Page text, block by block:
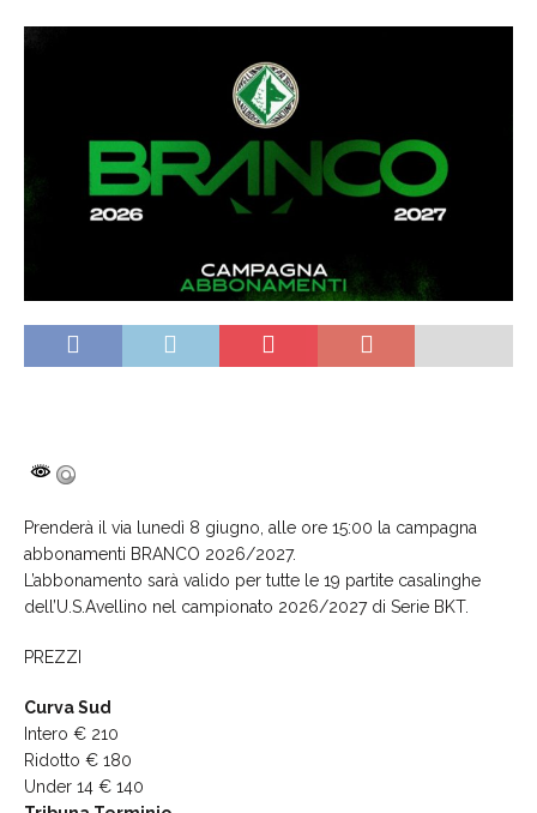
Prenderà il via lunedì 8 giugno, alle ore 15:00 la campagna
abbonamenti BRANCO 2026/2027.
L’abbonamento sarà valido per tutte le 19 partite casalinghe
dell’U.S.Avellino nel campionato 2026/2027 di Serie BKT.
PREZZI
Curva Sud
Intero € 210
Ridotto € 180
Under 14 € 140